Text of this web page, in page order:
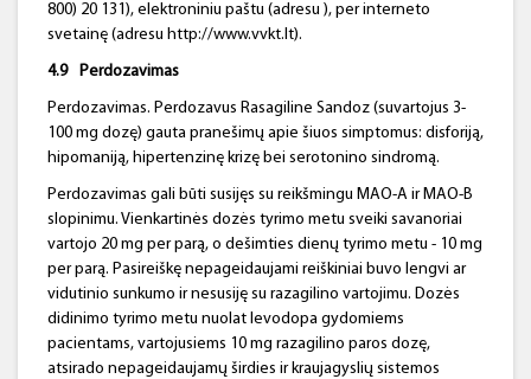
800) 20 131), elektroniniu paštu (adresu ), per interneto
svetainę (adresu http://www.vvkt.lt).
4.9 Perdozavimas
Perdozavimas. Perdozavus Rasagiline Sandoz (suvartojus 3-
100 mg dozę) gauta pranešimų apie šiuos simptomus: disforiją,
hipomaniją, hipertenzinę krizę bei serotonino sindromą.
Perdozavimas gali būti susijęs su reikšmingu MAO-A ir MAO-B
slopinimu. Vienkartinės dozės tyrimo metu sveiki savanoriai
vartojo 20 mg per parą, o dešimties dienų tyrimo metu - 10 mg
per parą. Pasireiškę nepageidaujami reiškiniai buvo lengvi ar
vidutinio sunkumo ir nesusiję su razagilino vartojimu. Dozės
didinimo tyrimo metu nuolat levodopa gydomiems
pacientams, vartojusiems 10 mg razagilino paros dozę,
atsirado nepageidaujamų širdies ir kraujagyslių sistemos